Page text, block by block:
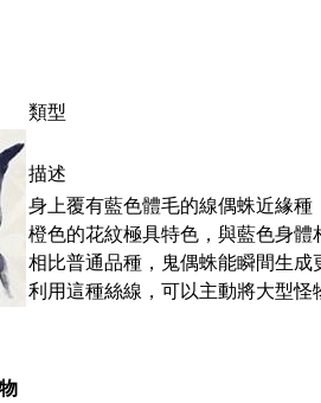
類型
描述
身上覆有藍色體毛的線偶蛛近緣種
橙色的花紋極具特色，與藍色身
相比普通品種，鬼偶蛛能瞬間生
利用這種絲線，可以主動將大型